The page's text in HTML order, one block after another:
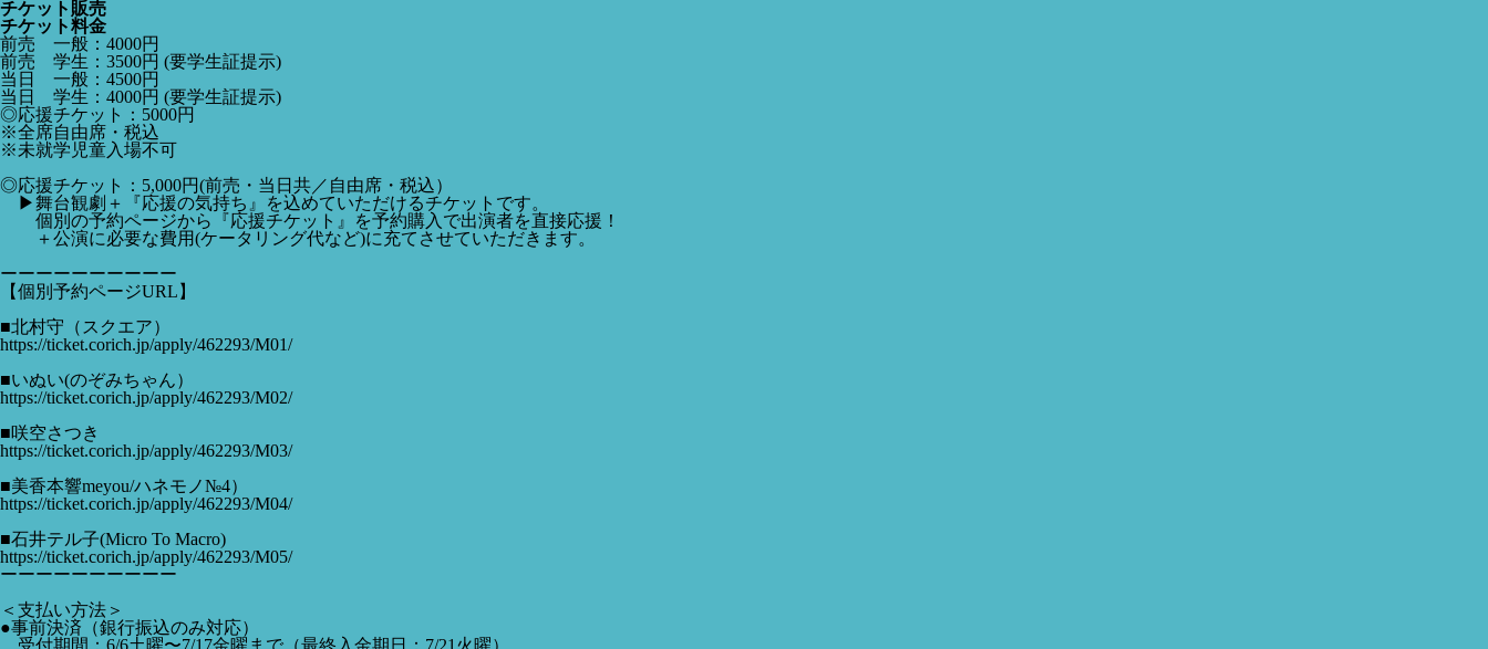
チケット販売
チケット料金
前売 一般：4000円
前売 学生：3500円 (要学生証提示)
当日 一般：4500円
当日 学生：4000円 (要学生証提示)
◎応援チケット：5000円
※全席自由席・税込
※未就学児童入場不可
◎応援チケット：5,000円(前売・当日共／自由席・税込）
▶舞台観劇＋『応援の気持ち』を込めていただけるチケットです。
個別の予約ページから『応援チケット』を予約購入で出演者を直接応援！
＋公演に必要な費用(ケータリング代など)に充てさせていただきます。
ーーーーーーーーーー
【個別予約ページURL】
■北村守（スクエア）
https://ticket.corich.jp/apply/462293/M01/
■いぬい(のぞみちゃん）
https://ticket.corich.jp/apply/462293/M02/
■咲空さつき
https://ticket.corich.jp/apply/462293/M03/
■美香本響meyou/ハネモノ№4）
https://ticket.corich.jp/apply/462293/M04/
■石井テル子(Micro To Macro)
https://ticket.corich.jp/apply/462293/M05/
ーーーーーーーーーー
＜支払い方法＞
●事前決済（銀行振込のみ対応）
受付期間：6/6土曜〜7/17金曜まで（最終入金期日：7/21火曜）